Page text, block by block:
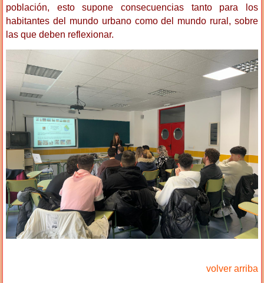
población, esto supone consecuencias tanto para los
habitantes del mundo urbano como del mundo rural, sobre
las que deben reflexionar.
volver arriba